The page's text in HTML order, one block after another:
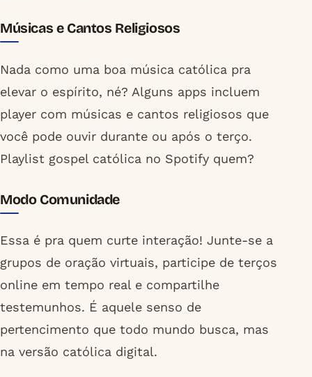
Músicas e Cantos Religiosos
Nada como uma boa música católica pra
elevar o espírito, né? Alguns apps incluem
player com músicas e cantos religiosos que
você pode ouvir durante ou após o terço.
Playlist gospel católica no Spotify quem?
Modo Comunidade
Essa é pra quem curte interação! Junte-se a
grupos de oração virtuais, participe de terços
online em tempo real e compartilhe
testemunhos. É aquele senso de
pertencimento que todo mundo busca, mas
na versão católica digital.